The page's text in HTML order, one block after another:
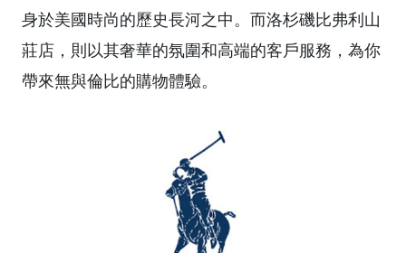
身於美國時尚的歷史長河之中。而洛杉磯比弗利山
莊店，則以其奢華的氛圍和高端的客戶服務，為你
帶來無與倫比的購物體驗。